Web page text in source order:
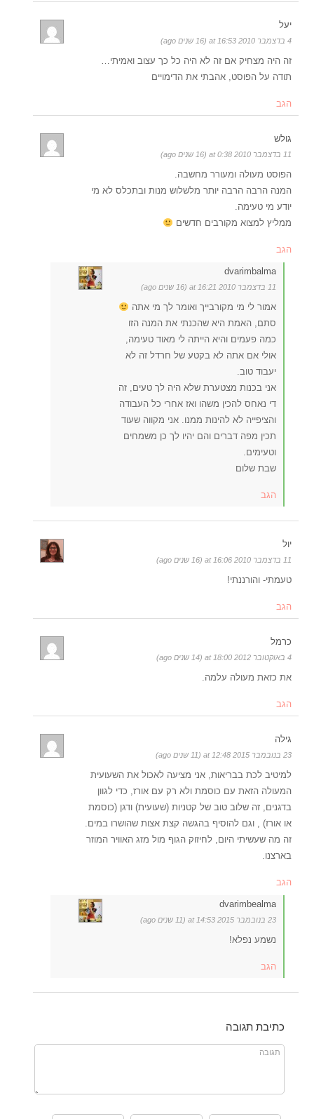
יעל
4 בדצמבר 2010 at 16:53 (16 שנים ago)
זה היה מצחיק אם זה לא היה כל כך עצוב ואמיתי…
תודה על הפוסט, אהבתי את הדימויים
הגב
גולש
11 בדצמבר 2010 at 0:38 (16 שנים ago)
הפוסט מעולה ומעורר מחשבה.
המנה הרבה הרבה יותר מלשלוש מנות ובתכלס לא מי
יודע מי טעימה.
ממליץ למצוא מקורבים חדשים
הגב
dvarimbalma
11 בדצמבר 2010 at 16:21 (16 שנים ago)
אמור לי מי מקורבייך ואומר לך מי אתה
סתם, האמת היא שהכנתי את המנה הזו
כמה פעמים והיא הייתה לי מאוד טעימה,
אולי אם אתה לא בקטע של חרדל זה לא
יעבוד טוב.
אני בכנות מצטערת שלא היה לך טעים, זה
די נאחס להכין משהו ואז אחרי כל העבודה
והציפייה לא להינות ממנו. אני מקווה שעוד
תכין מפה דברים והם יהיו לך כן משמחים
וטעימים.
שבת שלום
הגב
יול
11 בדצמבר 2010 at 16:06 (16 שנים ago)
טעמתי- והורננתי!
הגב
כרמל
4 באוקטובר 2012 at 18:00 (14 שנים ago)
את כזאת מעולה עלמה.
הגב
גילה
23 בנובמבר 2015 at 12:48 (11 שנים ago)
למיטיב לכת בבריאות, אני מציעה לאכול את השעועית
המעולה הזאת עם כוסמת ולא רק עם אורז, כדי לגוון
בדגנים, זה שלוב טוב של קטניות (שעועית) ודגן (כוסמת
או אורז) , וגם להוסיף בהגשה קצת אצות שהושרו במים.
זה מה שעשיתי היום, לחיזוק הגוף מול מזג האוויר המוזר
בארצנו.
הגב
dvarimbealma
23 בנובמבר 2015 at 14:53 (11 שנים ago)
נשמע נפלא!
הגב
כתיבת תגובה